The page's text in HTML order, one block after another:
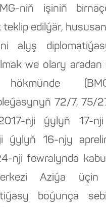
niň işiniň
teklip edilýär,
alyş
we olary
72/7, 75/
nji ýylyň 17-nji
ýylyň 16-njy
nji fewralynda
Aziýa
boýunça